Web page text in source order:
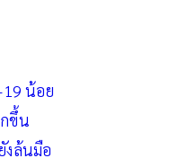
19 น้อย
ขึ้น
งล้นมือ